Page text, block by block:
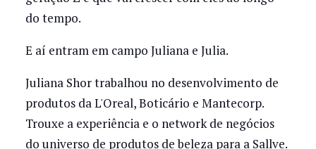
do tempo.
E aí entram em campo Juliana e Julia.
Juliana Shor trabalhou no desenvolvimento de
produtos da L'Oreal, Boticário e Mantecorp.
Trouxe a experiência e o network de negócios
do universo de produtos de beleza para a Sallve.